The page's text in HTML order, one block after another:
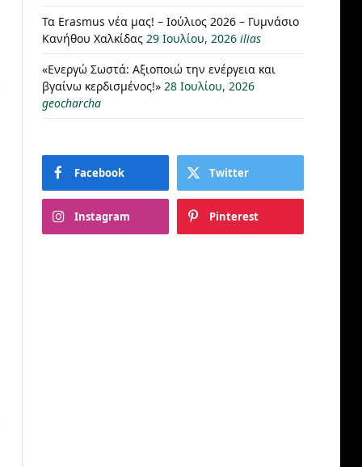
Τα Erasmus νέα μας! – Ιούλιος 2026 – Γυμνάσιο
Κανήθου Χαλκίδας 29 Ιουλίου, 2026 ilias
«Ενεργώ Σωστά: Αξιοποιώ την ενέργεια και
βγαίνω κερδισμένος!» 28 Ιουλίου, 2026
geocharcha
Facebook Twitter
Instagram Pinterest